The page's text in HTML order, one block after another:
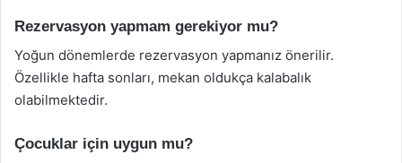
Rezervasyon yapmam gerekiyor mu?
Yoğun dönemlerde rezervasyon yapmanız önerilir.
Özellikle hafta sonları, mekan oldukça kalabalık
olabilmektedir.
Çocuklar için uygun mu?